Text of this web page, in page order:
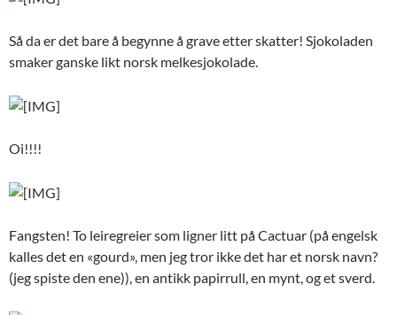
Så da er det bare å begynne å grave etter skatter! Sjokoladen
smaker ganske likt norsk melkesjokolade.
Oi!!!!
Fangsten! To leiregreier som ligner litt på Cactuar (på engelsk
kalles det en «gourd», men jeg tror ikke det har et norsk navn?
(jeg spiste den ene)), en antikk papirrull, en mynt, og et sverd.